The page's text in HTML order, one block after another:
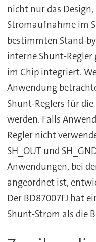
nicht nur das
Stromaufnahme im
bestimmten Stand-
interne Shunt-
im Chip integriert.
Anwendung
Shunt-Reglers für
werden. Falls
Regler nicht
SH_OUT und
Anwendungen, bei
angeordnet ist,
Der BD87007FJ hat
Shunt-Strom als die